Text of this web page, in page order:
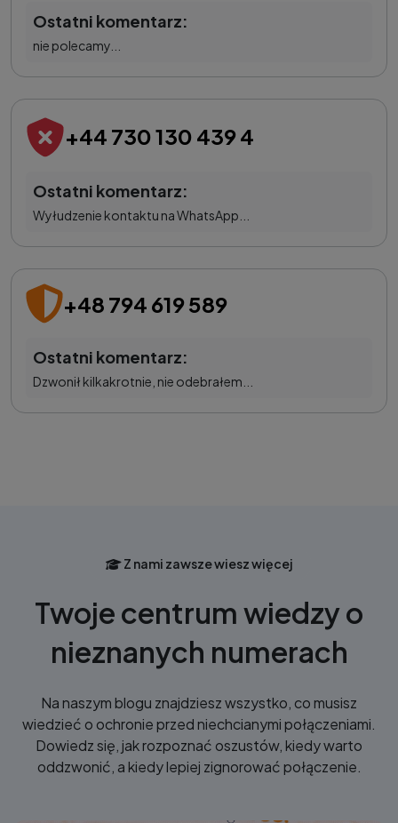
Ostatni komentarz:
nie polecamy...
+44 730 130 439 4
Ostatni komentarz:
Wyłudzenie kontaktu na WhatsApp...
+48 794 619 589
Ostatni komentarz:
Dzwonił kilkakrotnie, nie odebrałem...
Z nami zawsze wiesz więcej
Twoje centrum wiedzy o
nieznanych numerach
Na naszym blogu znajdziesz wszystko, co musisz
wiedzieć o ochronie przed niechcianymi połączeniami.
Dowiedz się, jak rozpoznać oszustów, kiedy warto
oddzwonić, a kiedy lepiej zignorować połączenie.